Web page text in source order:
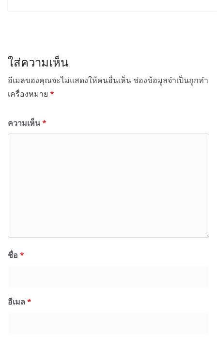
ใส่ความเห็น
อีเมลของคุณจะไม่แสดงให้คนอื่นเห็น ช่องข้อมูลจำเป็นถูกทำ
เครื่องหมาย *
ความเห็น*
ชื่อ *
อีเมล *